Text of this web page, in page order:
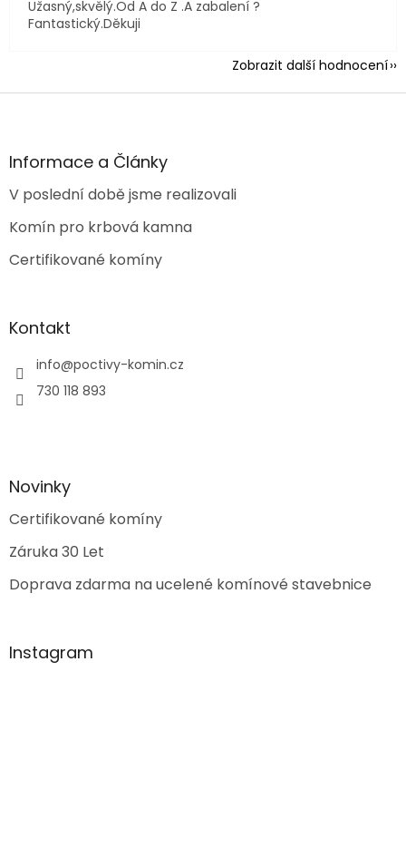
Užasný,skvělý.Od A do Z .A zabalení ?
Fantastický.Děkuji
Zobrazit další hodnocení
Z
aInformace a Články
V poslední době jsme realizovali
Komín pro krbová kamna
Certifikované komíny
Kontakt
info@poctivy-komin.cz
730 118 893
Novinky
Certifikované komíny
Záruka 30 Let
Doprava zdarma na ucelené komínové stavebnice
Instagram